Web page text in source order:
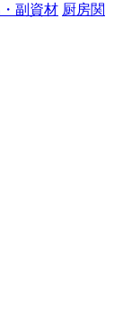
副資材 厨房関